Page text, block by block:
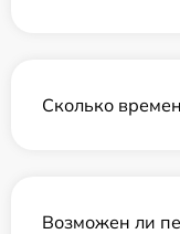
Сколько
Возможен ли